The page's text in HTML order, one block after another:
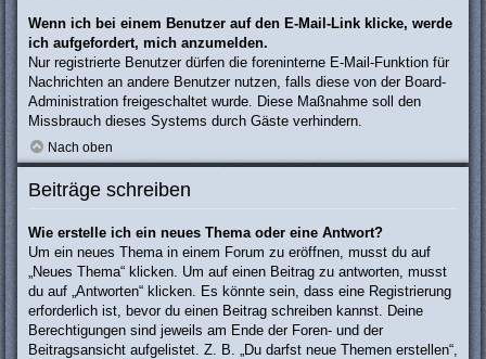
Wenn ich bei einem Benutzer auf den E-Mail-Link klicke, werde
ich aufgefordert, mich anzumelden.
Nur registrierte Benutzer dürfen die foreninterne E-Mail-Funktion für
Nachrichten an andere Benutzer nutzen, falls diese von der Board-
Administration freigeschaltet wurde. Diese Maßnahme soll den
Missbrauch dieses Systems durch Gäste verhindern.
Nach oben
Beiträge schreiben
Wie erstelle ich ein neues Thema oder eine Antwort?
Um ein neues Thema in einem Forum zu eröffnen, musst du auf
„Neues Thema“ klicken. Um auf einen Beitrag zu antworten, musst
du auf „Antworten“ klicken. Es könnte sein, dass eine Registrierung
erforderlich ist, bevor du einen Beitrag schreiben kannst. Deine
Berechtigungen sind jeweils am Ende der Foren- und der
Beitragsansicht aufgelistet. Z. B. „Du darfst neue Themen erstellen“,